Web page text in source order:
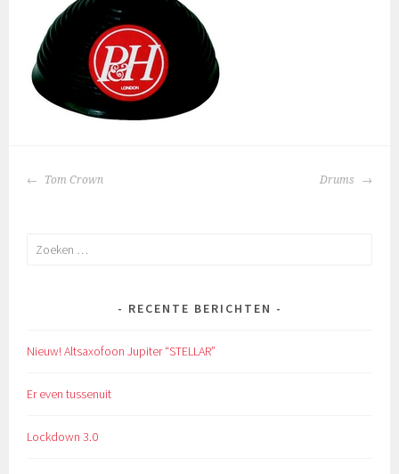
BERICHTNAVIGATIE
Tom Crown Drums
Zoeken
RECENTE BERICHTEN
Nieuw! Altsaxofoon Jupiter “STELLAR”
Er even tussenuit
Lockdown 3.0